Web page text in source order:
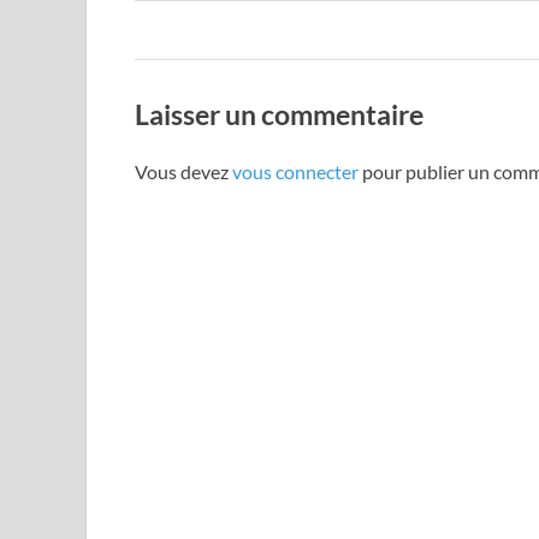
Laisser un commentaire
Vous devezvous connecter pour publier un